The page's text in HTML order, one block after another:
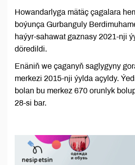
Howandarlyga mätäç çagalara
boýunça Gurbanguly
haýyr-sahawat gaznasy 2021-nji
döredildi.
Enäniň we çaganyň saglygyny
merkezi 2015-nji ýylda açyldy.
bolan bu merkez 670 orunlyk
28-si bar.